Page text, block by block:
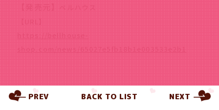
【発売元】
ベルハウス
【URL】
https://bellhouse-
shop.com/news/65027e5fb18b1e003533e2b1
PREV BACK TO LIST NEXT